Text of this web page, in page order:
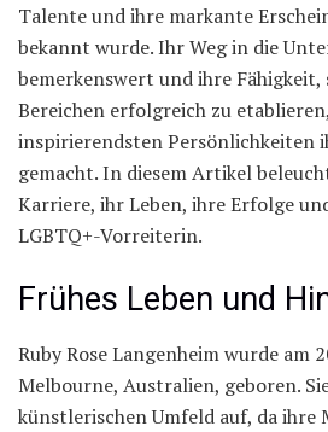
Talente und ihre markante
bekannt wurde. Ihr Weg in die
bemerkenswert und ihre Fähigkeit,
Bereichen erfolgreich zu
inspirierendsten Persönlichkeiten
gemacht. In diesem Artikel
Karriere, ihr Leben, ihre Erfolge
LGBTQ+-Vorreiterin.
Frühes Leben und
Ruby Rose Langenheim wurde am
Melbourne, Australien, geboren.
künstlerischen Umfeld auf, da ihre